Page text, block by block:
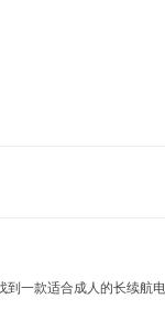
一款适合成人的长续航